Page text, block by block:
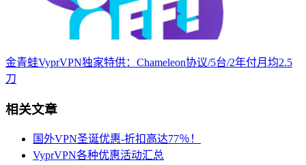
金青蛙VyprVPN独家特供：Chameleon协议/5台/2年付月均2.5
刀
相关文章
国外VPN圣诞优惠-折扣高达77％！
VyprVPN各种优惠活动汇总